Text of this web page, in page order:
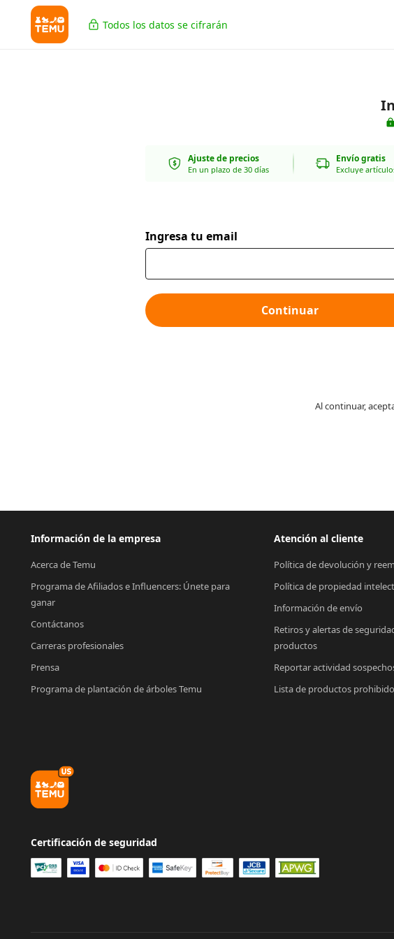
Todos los datos se cifrarán
Ajuste de precios
En un plazo de 30 días
Envío gratis
Excluye
Ingresa tu email
Continuar
Al continuar,
Información de la empresa
Acerca de Temu
Programa de Afiliados e Influencers: Únete para
ganar
Contáctanos
Carreras profesionales
Prensa
Programa de plantación de árboles Temu
Atención al cliente
Política de devolución y
Política de propiedad
Información de envío
Retiros y alertas de
productos
Reportar actividad
Lista de productos
Certificación de seguridad